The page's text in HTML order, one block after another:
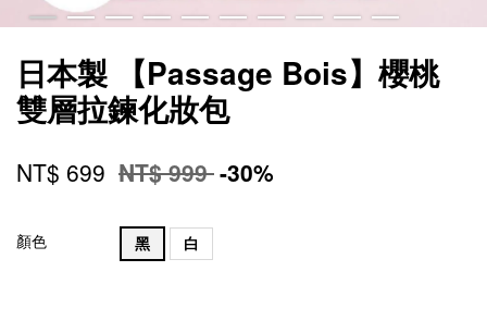
日本製 【Passage Bois】櫻桃
雙層拉鍊化妝包
NT$ 699 NT$ 999-30%
顏色 黑 白